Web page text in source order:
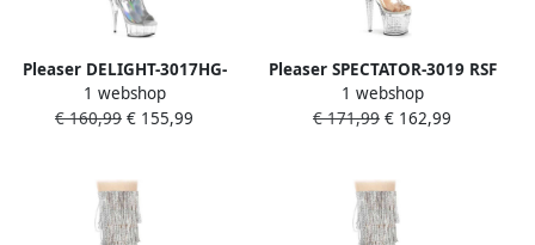
Pleaser DELIGHT-3017HG-
RSF Plateau overknee
Laarzen 36 Shoes
1 webshop
€ 160,99 € 155,99
Pleaser SPECTATOR-3019 RSF
Plateau Overknee Laarzen
38 Shoes Zilverkleurig
1 webshop
€ 171,99 € 162,99